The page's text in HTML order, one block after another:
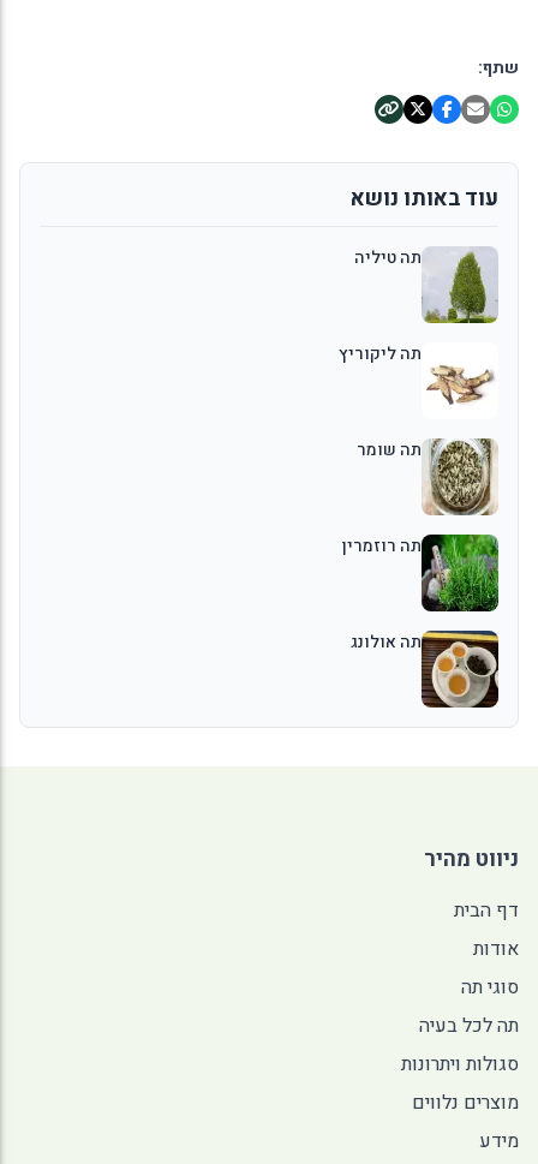
שתף:
עוד באותו נושא
תה טיליה
תה ליקוריץ
תה שומר
תה רוזמרין
תה אולונג
ניווט מהיר
דף הבית
אודות
סוגי תה
תה לכל בעיה
סגולות ויתרונות
מוצרים נלווים
מידע